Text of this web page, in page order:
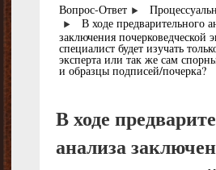
Вопрос-Ответ
В ходе предварительного
заключения почерковедческой
специалист будет изучать
эксперта или так же сам
и образцы подписей/почерка?
В ходе
анализа